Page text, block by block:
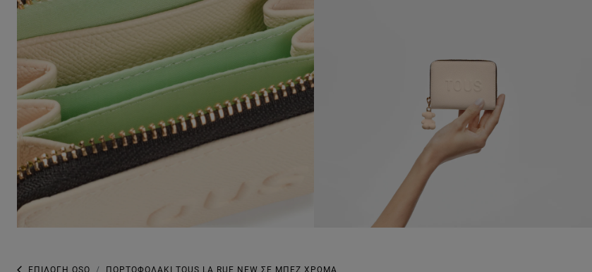
ΕΠΙΛΟΓΉ OSO ΠΟΡΤΟΦΟΛΆΚΙ TOUS LA RUE NEW ΣΕ ΜΠΕΖ ΧΡΏΜΑ